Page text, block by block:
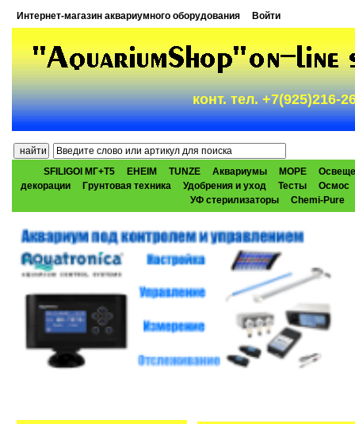
Интернет-магазин аквариумного оборудования Войти
конт. тел. +7(925)216-
SFILIGOI МГ+Т5 EHEIM TUNZE Аквариумы МОРЕ
декорации
Грунтовая техника Удобрения и уход Тесты
Осмос
УФ стерилизаторы
Chemi-Pure